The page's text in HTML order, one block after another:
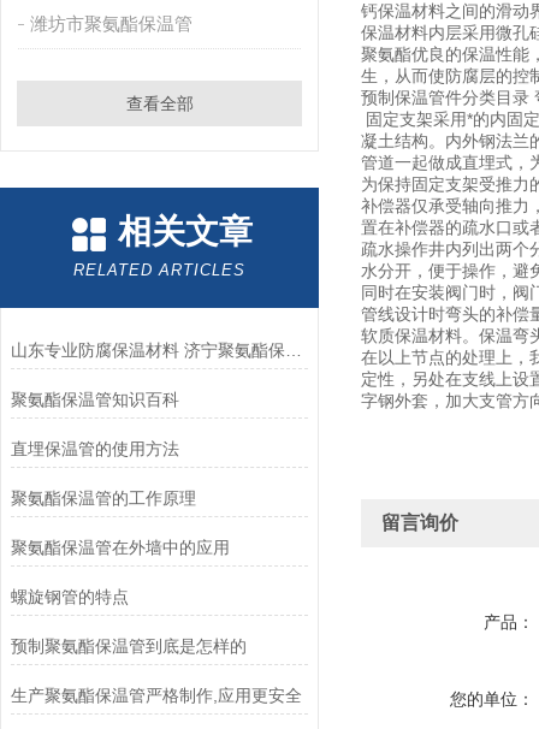
潍坊市聚氨酯保温管
查看全部
相关文章
RELATED ARTICLES
聚氨酯保温管知识百科
直埋保温管的使用方法
聚氨酯保温管的工作原理
聚氨酯保温管在外墙中的应用
螺旋钢管的特点
预制聚氨酯保温管到底是怎样的
生产聚氨酯保温管严格制作,应用更安全
钙保温材料之间的滑动
保温材料内层采用微孔
聚氨酯优良的保温性能
生，从而使防腐层的控
预制保温管件分类目录
固定支架采用*的内固
凝土结构。内外钢法兰
管道一起做成直埋式，
为保持固定支架受推力
补偿器仅承受轴向推力
置在补偿器的疏水口或
疏水操作井内列出两个
水分开，便于操作，避
同时在安装阀门时，阀
管线设计时弯头的补偿
软质保温材料。保温弯
在以上节点的处理上，
定性，另处在支线上设
字钢外套，加大支管方
留言询价
产品：
您的单位：